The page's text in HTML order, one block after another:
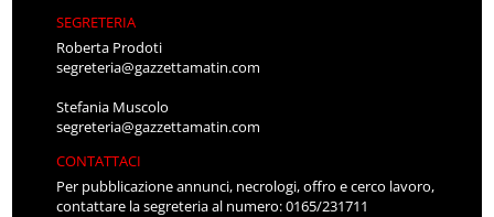
SEGRETERIA
Roberta Prodoti
segreteria@gazzettamatin.com
Stefania Muscolo
segreteria@gazzettamatin.com
CONTATTACI
Per pubblicazione annunci, necrologi, offro e cerco lavoro,
contattare la segreteria al numero: 0165/231711